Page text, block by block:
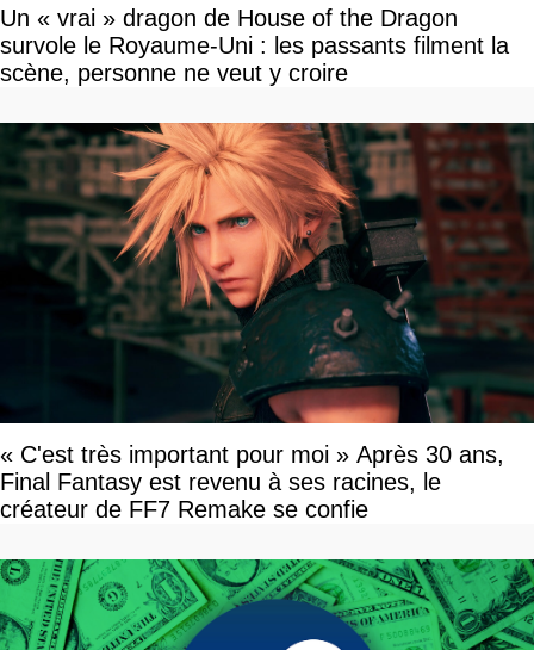
Un « vrai » dragon de House of the Dragon
survole le Royaume-Uni : les passants filment la
scène, personne ne veut y croire
« C'est très important pour moi » Après 30 ans,
Final Fantasy est revenu à ses racines, le
créateur de FF7 Remake se confie